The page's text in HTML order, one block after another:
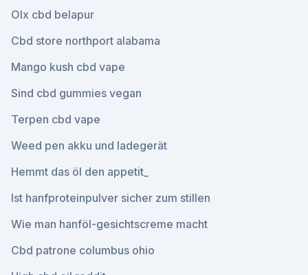
Olx cbd belapur
Cbd store northport alabama
Mango kush cbd vape
Sind cbd gummies vegan
Terpen cbd vape
Weed pen akku und ladegerät
Hemmt das öl den appetit_
Ist hanfproteinpulver sicher zum stillen
Wie man hanföl-gesichtscreme macht
Cbd patrone columbus ohio